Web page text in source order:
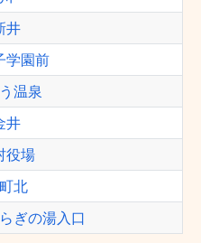
井
学園前
温泉
井
役場
北
ぎの湯入口